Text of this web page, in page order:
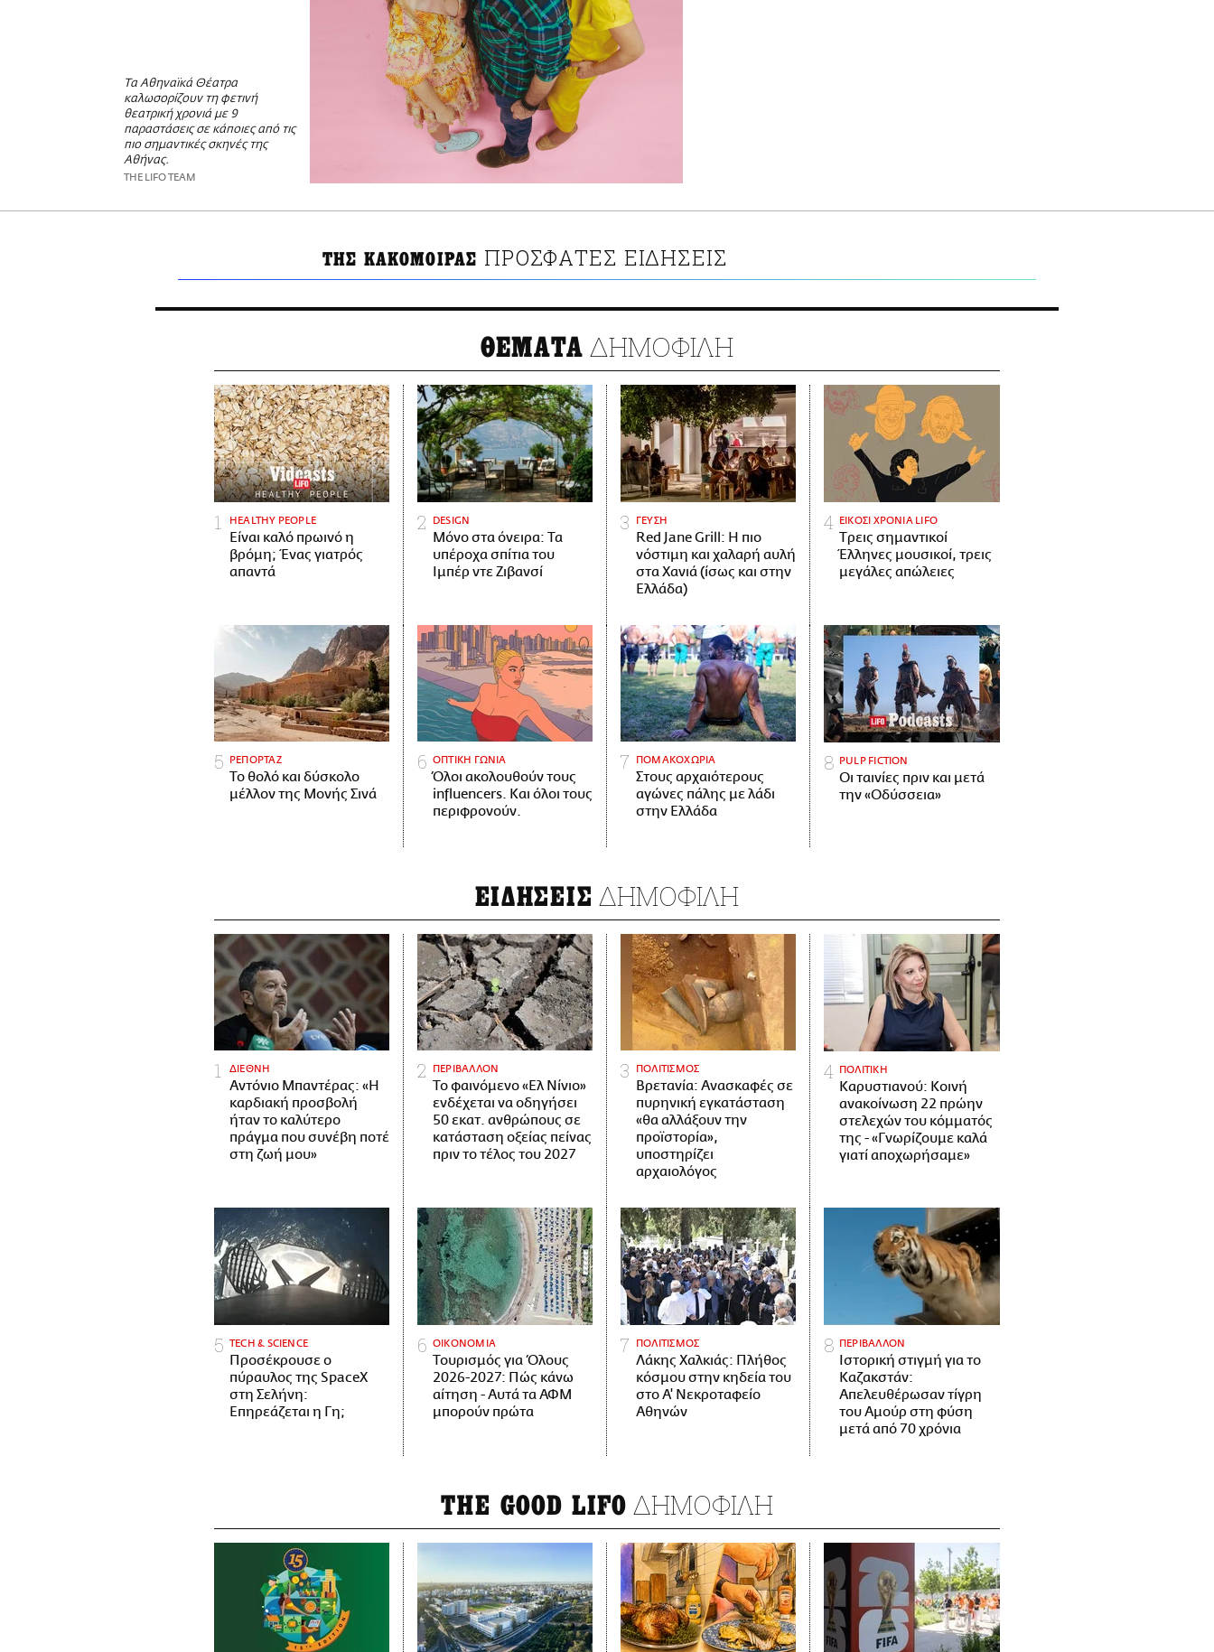
Τα Αθηναϊκά Θέατρα
καλωσορίζουν τη φετινή
θεατρική χρονιά με 9
παραστάσεις σε κάποιες από τις
πιο σημαντικές σκηνές της
Αθήνας.
THE LIFO TEAM
ΤΗΣ ΚΑΚΟΜΟΙΡΑΣ ΠΡΟΣΦΑΤΕΣ ΕΙΔΗΣΕΙΣ
ΘΕΜΑΤΑ ΔΗΜΟΦΙΛΗ
HEALTHY PEOPLE
Είναι καλό πρωινό η
βρόμη; Ένας γιατρός
απαντά
DESIGN
Μόνο στα όνειρα: Τα
υπέροχα σπίτια του
Ιμπέρ ντε Ζιβανσί
ΓΕΥΣΗ
Red Jane Grill: Η πιο
νόστιμη και χαλαρή αυλή
στα Χανιά (ίσως και στην
Ελλάδα)
ΕΙΚΟΣΙ ΧΡΟΝΙΑ LIFO
Tρεις σημαντικοί
Έλληνες μουσικοί, τρεις
μεγάλες απώλειες
ΡΕΠΟΡΤΑΖ
Το θολό και δύσκολο
μέλλον της Μονής Σινά
ΟΠΤΙΚΗ ΓΩΝΙΑ
Όλοι ακολουθούν τους
influencers. Και όλοι τους
περιφρονούν.
ΠΟΜΑΚΟΧΩΡΙΑ
Στους αρχαιότερους
αγώνες πάλης με λάδι
στην Ελλάδα
PULP FICTION
Οι ταινίες πριν και μετά
την «Οδύσσεια»
ΕΙΔΗΣΕΙΣ ΔΗΜΟΦΙΛΗ
ΔΙΕΘΝΗ
Αντόνιο Μπαντέρας: «Η
καρδιακή προσβολή
ήταν το καλύτερο
πράγμα που συνέβη ποτέ
στη ζωή μου»
ΠΕΡΙΒΑΛΛΟΝ
Το φαινόμενο «Ελ Νίνιο»
ενδέχεται να οδηγήσει
50 εκατ. ανθρώπους σε
κατάσταση οξείας πείνας
πριν το τέλος του 2027
ΠΟΛΙΤΙΣΜΟΣ
Βρετανία: Ανασκαφές σε
πυρηνική εγκατάσταση
«θα αλλάξουν την
προϊστορία»,
υποστηρίζει
αρχαιολόγος
ΠΟΛΙΤΙΚΗ
Καρυστιανού: Κοινή
ανακοίνωση 22 πρώην
στελεχών του κόμματός
της - «Γνωρίζουμε καλά
γιατί αποχωρήσαμε»
ΤECH & SCIENCE
Προσέκρουσε ο
πύραυλος της SpaceX
στη Σελήνη:
Επηρεάζεται η Γη;
ΟΙΚΟΝΟΜΙΑ
Τουρισμός για Όλους
2026-2027: Πώς κάνω
αίτηση - Αυτά τα ΑΦΜ
μπορούν πρώτα
ΠΟΛΙΤΙΣΜΟΣ
Λάκης Χαλκιάς: Πλήθος
κόσμου στην κηδεία του
στο Α' Νεκροταφείο
Αθηνών
ΠΕΡΙΒΑΛΛΟΝ
Ιστορική στιγμή για το
Καζακστάν:
Απελευθέρωσαν τίγρη
του Αμούρ στη φύση
μετά από 70 χρόνια
THE GOOD LIFO ΔΗΜΟΦΙΛΗ